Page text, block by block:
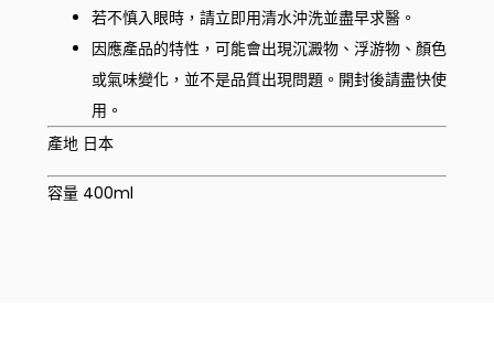
若不慎入眼時，請立即用清水沖洗並盡早求醫。
因應產品的特性，可能會出現沉澱物、浮游物、顏色
或氣味變化，並不是品質出現問題。開封後請盡快使
用。
產地 日本
容量 400ml